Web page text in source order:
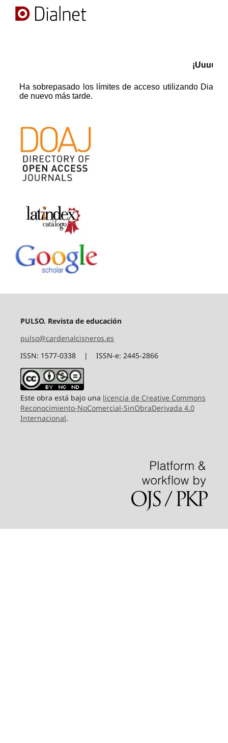
PULSO. Revista de educación
pulso@cardenalcisneros.es
ISSN: 1577-0338 | ISSN-e: 2445-2866
Este obra está bajo una licencia de Creative Commons
Reconocimiento-NoComercial-SinObraDerivada 4.0
Internacional.